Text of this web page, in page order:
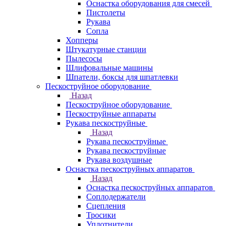
Оснастка оборудования для смесей
Пистолеты
Рукава
Сопла
Хопперы
Штукатурные станции
Пылесосы
Шлифовальные машины
Шпатели, боксы для шпатлевки
Пескоструйное оборудование
Назад
Пескоструйное оборудование
Пескоструйные аппараты
Рукава пескоструйные
Назад
Рукава пескоструйные
Рукава пескоструйные
Рукава воздушные
Оснастка пескоструйных аппаратов
Назад
Оснастка пескоструйных аппаратов
Соплодержатели
Сцепления
Тросики
Уплотнители